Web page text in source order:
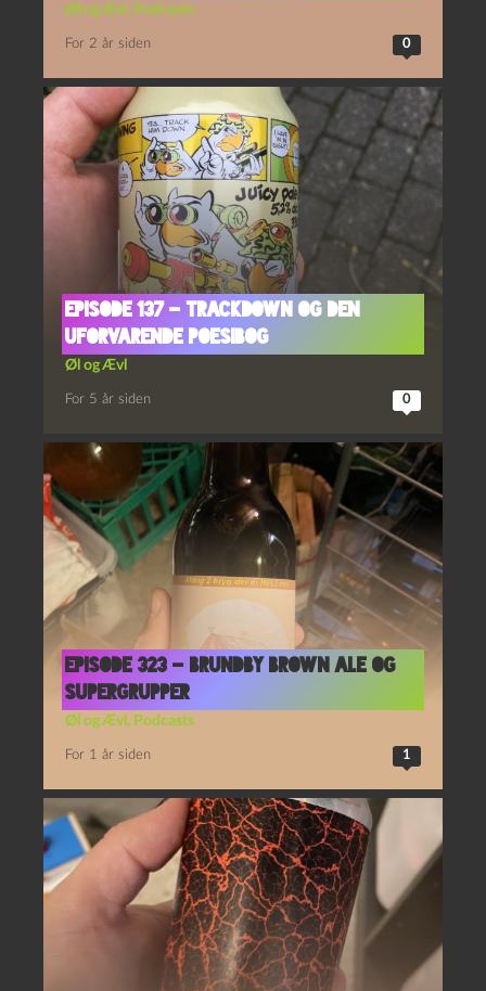
Øl og Ævl , Podcasts
For 2 år siden 0
Episode 137 – Trackdown og Den
Uforvarende Poesibog
Øl og Ævl
For 5 år siden 0
Episode 323 – Brundby Brown Ale og
Supergrupper
Øl og Ævl , Podcasts
For 1 år siden 1